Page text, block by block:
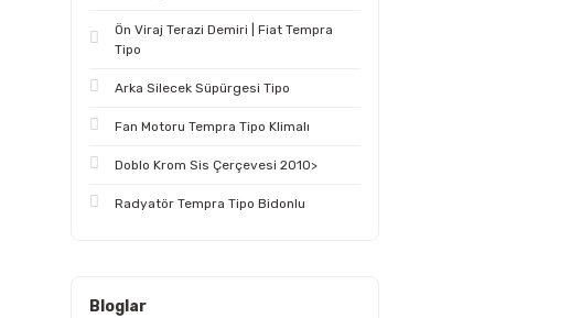
Ön Viraj Terazi Demiri | Fiat Tempra
Tipo
Arka Silecek Süpürgesi Tipo
Fan Motoru Tempra Tipo Klimalı
Doblo Krom Sis Çerçevesi 2010>
Radyatör Tempra Tipo Bidonlu
Bloglar